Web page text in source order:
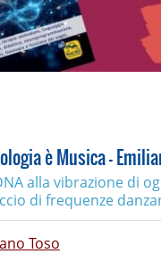
è Musica -
alla vibrazione di
di frequenze
Toso